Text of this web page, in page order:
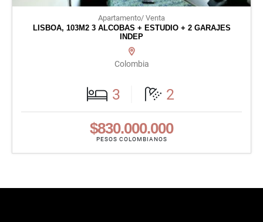
Apartamento/ Venta
LISBOA, 103M2 3 ALCOBAS + ESTUDIO + 2 GARAJES
INDEP
Colombia
3 2
$830.000.000
PESOS COLOMBIANOS